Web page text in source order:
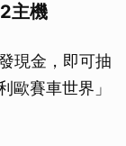
主機
現金，即可抽
歐賽車世界」